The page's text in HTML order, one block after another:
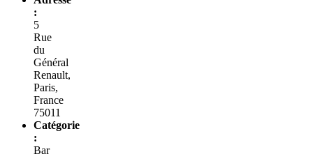
:
5
Rue
du
Général
Renault,
Paris,
France
75011
Catégorie
:
Bar